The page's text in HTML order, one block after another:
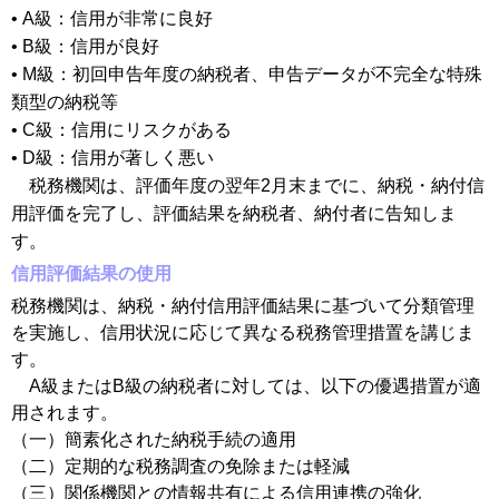
• A級：信用が非常に良好
• B級：信用が良好
• M級：初回申告年度の納税者、申告データが不完全な特殊
類型の納税等
• C級：信用にリスクがある
• D級：信用が著しく悪い
税務機関は、評価年度の翌年2月末までに、納税・納付信
用評価を完了し、評価結果を納税者、納付者に告知しま
す。
信用評価結果の使用
税務機関は、納税・納付信用評価結果に基づいて分類管理
を実施し、信用状況に応じて異なる税務管理措置を講じま
す。
A級またはB級の納税者に対しては、以下の優遇措置が適
用されます。
（一）簡素化された納税手続の適用
（二）定期的な税務調査の免除または軽減
（三）関係機関との情報共有による信用連携の強化